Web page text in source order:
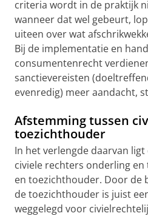
criteria wordt in de praktijk
wanneer dat wel gebeurt,
uiteen over wat
Bij de implementatie en
consumentenrecht
sanctievereisten
evenredig) meer aandacht,
Afstemming tussen
toezichthouder
In het verlengde daarvan
civiele rechters onderling
en toezichthouder. Door de
de toezichthouder is juist
weggelegd voor